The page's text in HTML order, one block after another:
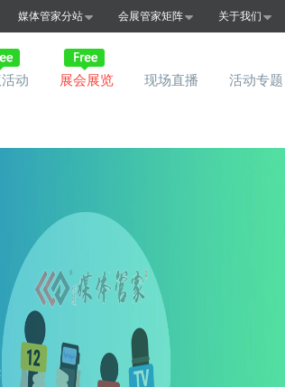
媒体管家分站 会展管家矩阵 关于我们
动 展会展览 现场直播 活动专题